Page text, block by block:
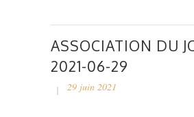
ASSOCIATION DU
2021-06-29
29 juin 2021